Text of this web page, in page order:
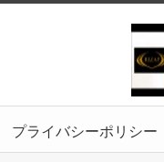
プライバシーポリシー